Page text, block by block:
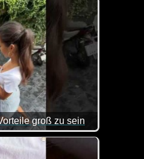
groß zu sein